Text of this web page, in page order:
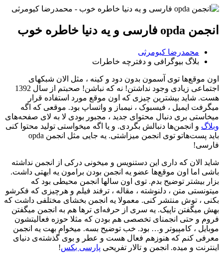
پرش
محتوا
انجمن opda فارسی و یه دنیا خاطره خوب
محمدرضا کیومرثی
بلاگ بیوگرافی و دفترچه خاطرات
اون موقع‌ها توی آسمون بدون دود و کینه ، مثل الان شبکهای
اجتماعی زیادی وجود نداشتن! نه که نباشن! صحبتم از سال 1392
هست. شاید بیشترین چیزی که اون موقع مورد استفاده قرار
میگرفت ایمیل ، فیسبوک ، نیمباز و واتساپ بود. موقعی که اگه
میخاستی بری دنبال محتوای جدید ، مجبور بودی لا به لای صفحه‌های
وبلاگ و انجمن‌ها دنبالش بگردی. و یا اگه میخواستی تولید محتوا کنی
باید پست‌هاتو توی انجمن میزاشتی. یه جایی مثل انجمن opda
فارسی!
شاید الان که داری این دستنویس و میخونی درکی از انجمن نداشته
باشی اما اون موقع‌ها عضو یه انجمن بودن برامون یه ابهتی داشت.
بزار بیشتر توضیح بدم. توی اون سالها انجمن محیطی بود که
میتونستی متن ، دلنوشته ، مقاله ، ترفند فیلم و هرچیزی که فکرشو
بکنی ، توش منتشر کنی. معمولا یه انجمن بخشای مختلفی داشت که
بهش میگفتن تاپیک. یه سری از حرفه‌ای ترها هم به انجمن میگفتن
فروم و حتی انجمنای تخصصی هم بودن که مثلا حوزه فعالیتشون
موبایل ، کامپیوتر و… بود. خب توضیح بسه. میخوام بهت یه انجمن
معرفی کنم که هنوزهم فعال هست و عطر و بوی گذشته‌ی دنیای
اینترنت و میده. انجمن و تالار تفریحی پارسی بکس!